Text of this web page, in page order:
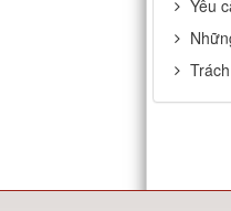
Yêu